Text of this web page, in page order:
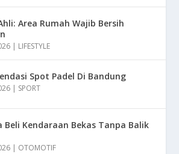
Area Rumah Wajib Bersih
| LIFESTYLE
Spot Padel Di Bandung
| SPORT
Beli Kendaraan Bekas Tanpa Balik
| OTOMOTIF